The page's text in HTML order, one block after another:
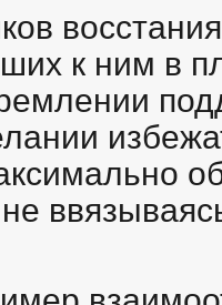
к ним в